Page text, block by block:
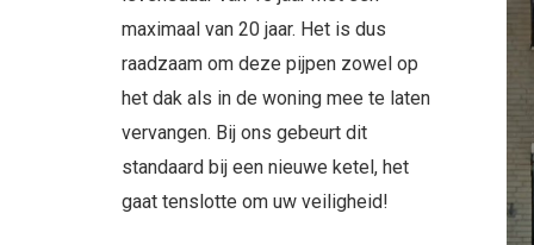
maximaal van 20 jaar. Het is dus
raadzaam om deze pijpen zowel op
het dak als in de woning mee te laten
vervangen. Bij ons gebeurt dit
standaard bij een nieuwe ketel, het
gaat tenslotte om uw veiligheid!